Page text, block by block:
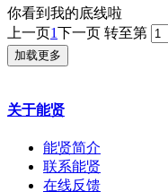
你看到我的底线啦
上一页1下一页 转至第
加载更多
关于能贤
能贤简介
联系能贤
在线反馈